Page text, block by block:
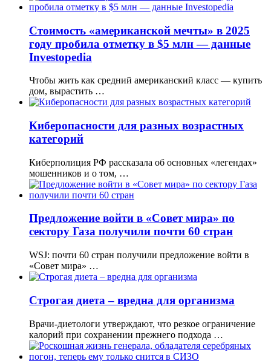
Стоимость «американской мечты» в 2025
году пробила отметку в $5 млн — данные
Investopedia
Чтобы жить как средний американский класс — купить
дом, вырастить …
Киберопасности для разных возрастных
категорий
Киберполиция РФ рассказала об основных «легендах»
мошенников и о том, …
Предложение войти в «Совет мира» по
сектору Газа получили почти 60 стран
WSJ: почти 60 стран получили предложение войти в
«Совет мира» …
Строгая диета – вредна для организма
Врачи-диетологи утверждают, что резкое ограничение
калорий при сохранении прежнего подхода …